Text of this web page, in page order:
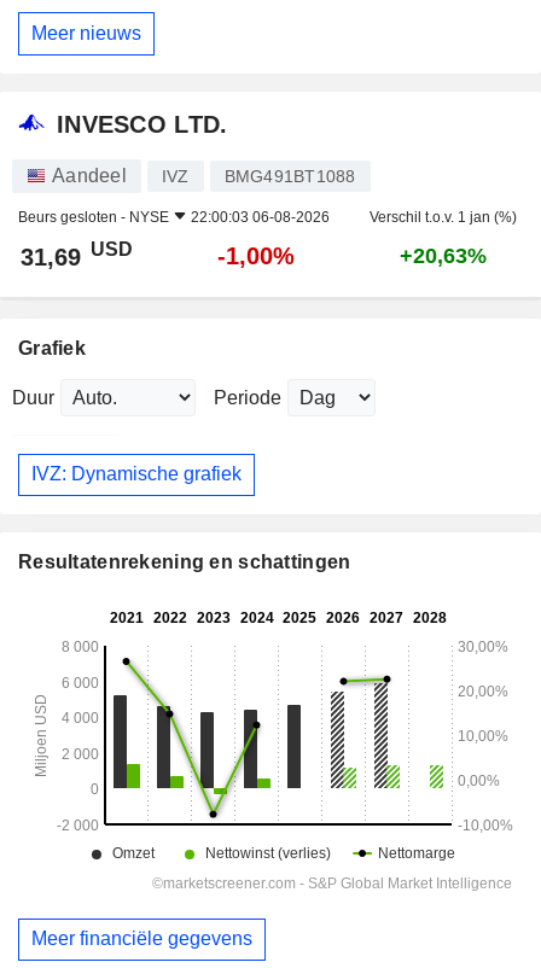
Meer nieuws
INVESCO LTD.
Aandeel IVZ BMG491BT1088
Beurs gesloten - NYSE 22:00:03 06-08-2026 Verschil t.o.v. 1 jan (%)
31,69 USD -1,00% +20,63%
Grafiek
Duur Periode
IVZ: Dynamische grafiek
Resultatenrekening en schattingen
Meer financiële gegevens